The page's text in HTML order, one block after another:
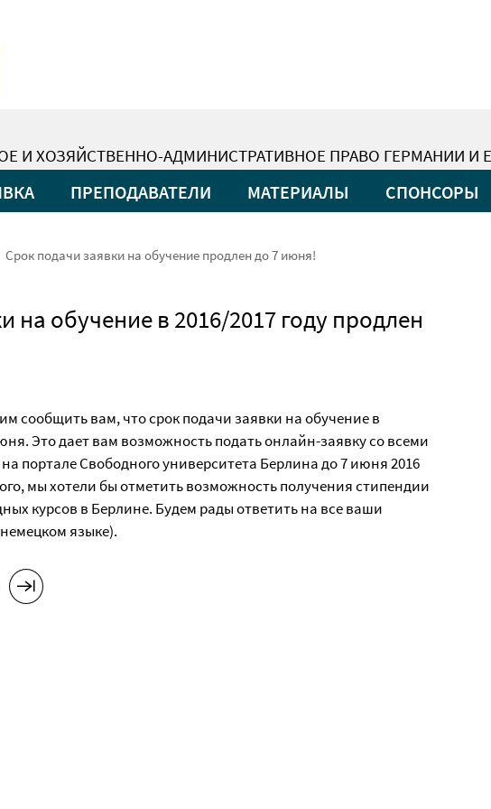
И ХОЗЯЙСТВЕННО-АДМИНИСТРАТИВНОЕ ПРАВО ГЕРМАНИИ И
ПРЕПОДАВАТЕЛИ МАТЕРИАЛЫ СПОНСОРЫ
Срок подачи заявки на обучение продлен до 7 июня!
на обучение в 2016/2017 году продлен
сообщить вам, что срок подачи заявки на обучение в
Это дает вам возможность подать онлайн-заявку со всеми
портале Свободного университета Берлина до 7 июня 2016
мы хотели бы отметить возможность получения стипендии
курсов в Берлине. Будем рады ответить на все ваши
языке).